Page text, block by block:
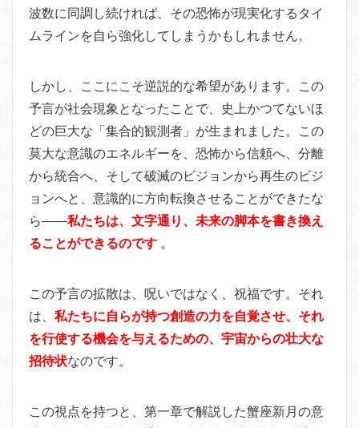
波数に同調し続ければ、その恐怖が現実化するタイ
ムラインを自ら強化してしまうかもしれません。
しかし、ここにこそ逆説的な希望があります。この
予言が社会現象となったことで、史上かつてないほ
どの巨大な「集合的観測者」が生まれました。この
莫大な意識のエネルギーを、恐怖から信頼へ、分離
から統合へ、そして破滅のビジョンから再生のビジ
ョンへと、意識的に方向転換させることができたな
ら――私たちは、文字通り、未来の脚本を書き換え
ることができるのです 。
この予言の拡散は、呪いではなく、祝福です。それ
は、 私たちに自らが持つ創造の力を自覚させ、それ
を行使する機会を与えるための、宇宙からの壮大な
招待状なのです。
この視点を持つと、第一章で解説した蟹座新月の意